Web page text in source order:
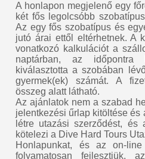
A honlapon megjelenő egy
két fős legolcsóbb
Az egy fős szobatípus és
jutó árai ettől eltérhetnek. A
vonatkozó kalkulációt a
naptárban, az időpontra
kiválasztotta a szobában
gyermek(ek) számát. A
összeg alatt látható.
Az ajánlatok nem a szabad
jelentkezési űrlap kitöltése és
létre utazási szerződést, és
kötelezi a Dive Hard Tours
Honlapunkat, és az on-
folyamatosan fejlesztjük,